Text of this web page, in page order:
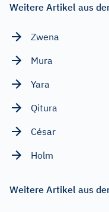
Weitere Artikel aus
Zwena
Mura
Yara
Qitura
César
Holm
Weitere Artikel aus